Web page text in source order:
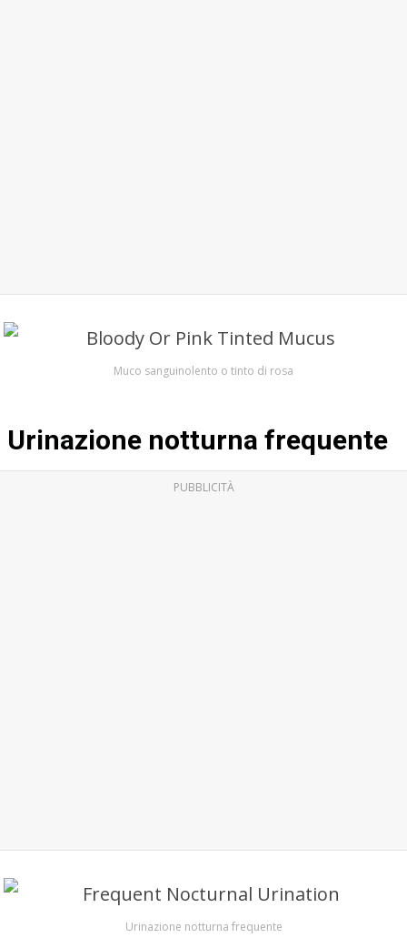
Muco sanguinolento o tinto di rosa
Urinazione notturna frequente
PUBBLICITÀ
Urinazione notturna frequente